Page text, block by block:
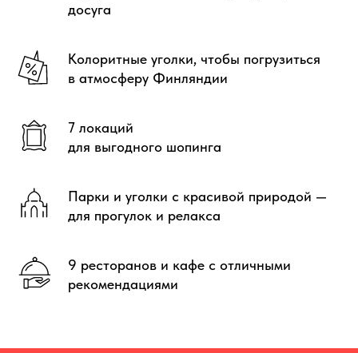
досуга
Колоритные уголки, чтобы погрузиться
в атмосферу Финляндии
7 локаций
для выгодного шопинга
Парки и уголки с красивой природой —
для прогулок и релакса
9 ресторанов и кафе с отличными
рекомендациями